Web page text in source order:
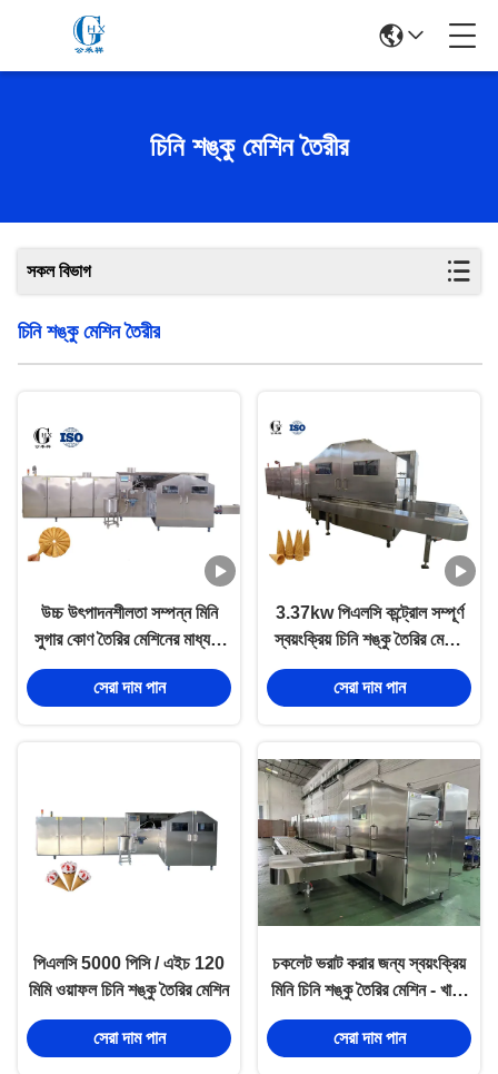
চিনি শঙ্কু মেশিন তৈরীর
সকল বিভাগ
চিনি শঙ্কু মেশিন তৈরীর
উচ্চ উৎপাদনশীলতা সম্পন্ন মিনি
সুগার কোণ তৈরির মেশিনের মাধ্যমে
আপনার উৎপাদন বৃদ্ধি করুন
সেরা দাম পান
3.37kw পিএলসি কন্ট্রোল সম্পূর্ণ
স্বয়ংক্রিয় চিনি শঙ্কু তৈরির মেশিন
304 স্টেইনলেস স্টীল
সেরা দাম পান
পিএলসি 5000 পিসি / এইচ 120
মিমি ওয়াফল চিনি শঙ্কু তৈরির মেশিন
সেরা দাম পান
চকলেট ভরাট করার জন্য স্বয়ংক্রিয়
মিনি চিনি শঙ্কু তৈরির মেশিন - খাদ্য
কারখানার জন্য ডিজাইন করা হয়েছে
সেরা দাম পান